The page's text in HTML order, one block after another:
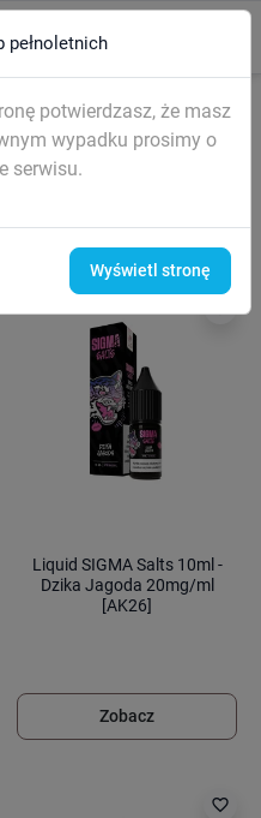
search
dla "sigma"
"sigma"
Liquid SIGMA Salts 10ml -
Dzika Jagoda 20mg/ml
[AK26]
Zobacz
favorite_border
pełnoletnich
potwierdzasz, że masz
wypadku prosimy o
serwisu.
Wyświetl stronę